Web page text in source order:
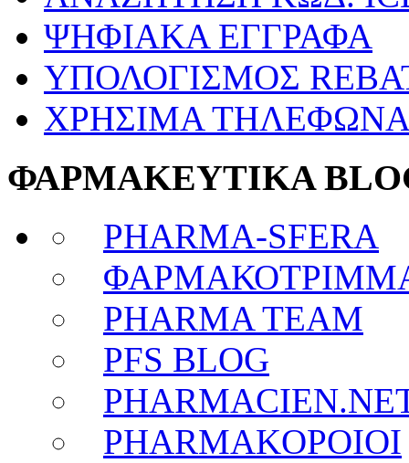
ΨΗΦΙΑΚΑ ΕΓΓΡΑΦΑ
ΥΠΟΛΟΓΙΣΜΟΣ
ΧΡΗΣΙΜΑ
ΦΑΡΜΑΚΕΥΤΙΚΑ
PHARMA-SFERA
PHARMA TEAM
PFS BLOG
PHARMAKOPOIOI